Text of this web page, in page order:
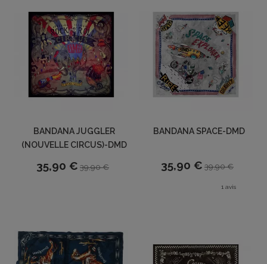
BANDANA JUGGLER
(NOUVELLE CIRCUS)-DMD
35,90 € 39,90 €
BANDANA SPACE-DMD
35,90 € 39,90 €
1 avis